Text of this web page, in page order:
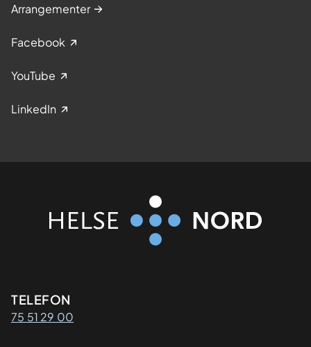
Arrangementer
Facebook
YouTube
LinkedIn
Kontaktinformasjon
TELEFON
75 51 29 00